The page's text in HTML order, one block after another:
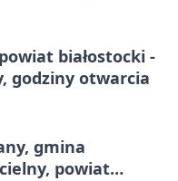
białostocki -
godziny otwarcia
gmina
powiat